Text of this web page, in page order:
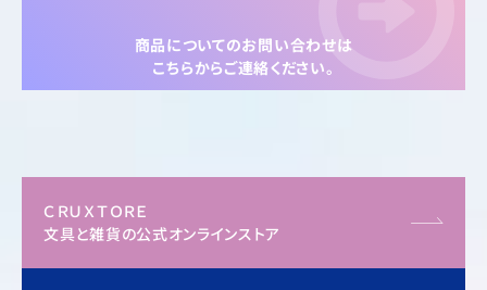
商品についてのお問い合わせは
こちらからご連絡ください。
ＣＲＵＸＴＯＲＥ
文具と雑貨の公式オンラインストア